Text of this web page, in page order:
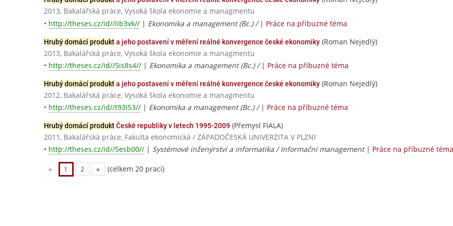
2013, Bakalářská práce, Vysoká škola ekonomie a managmentu
• http://theses.cz/id//lib3vk// | Ekonomika a management (Bc.) / | Práce na příbuzné téma
Hrubý domácí produkta jeho postavení v měření reálné konvergence české ekonomiky (Roman Nejedlý)
2013, Bakalářská práce, Vysoká škola ekonomie a managmentu
• http://theses.cz/id//5is8s4// | Ekonomika a management (Bc.) / | Práce na příbuzné téma
Hrubý domácí produkta jeho postavení v měření reálné konvergence české ekonomiky (Roman Nejedlý)
2012, Bakalářská práce, Vysoká škola ekonomie a managmentu
• http://theses.cz/id//t93i53// | Ekonomika a management (Bc.) / | Práce na příbuzné téma
Hrubý domácí produktČeské republiky v letech 1995-2009 (Přemysl FIALA)
2011, Bakalářská práce, Fakulta ekonomická / ZÁPADOČESKÁ UNIVERZITA V PLZNI
• http://theses.cz/id//5esb00// | Systémové inženýrství a informatika / Informační management| Práce na příbuzné téma
« 1 2 » (celkem 20 prací)